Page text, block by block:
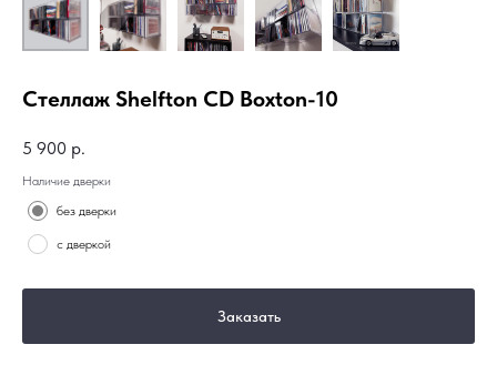
Стеллаж Shelfton CD Boxton-10
5 900 р.
Наличие дверки
без дверки
с дверкой
Заказать